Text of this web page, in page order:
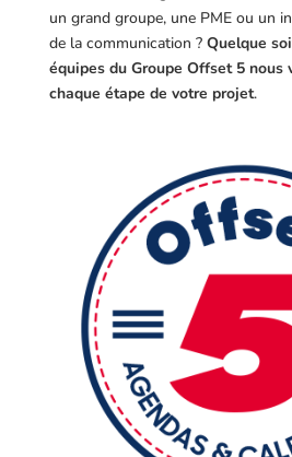
un grand groupe, une PME ou un
de la communication ? Quelque
équipes du Groupe Offset 5 nous
chaque étape de votre projet.